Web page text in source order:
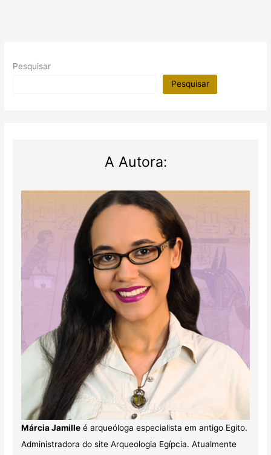
Egito
Pesquisar
Pesquisar
A Autora:
Márcia Jamilleé arqueóloga especialista em antigo Egito.
Administradora do site Arqueologia Egípcia. Atualmente